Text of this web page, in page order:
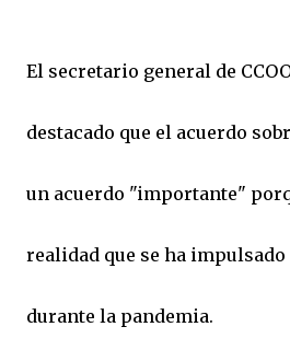
El secretario general de
destacado que el acuerdo
un acuerdo "importante"
realidad que se ha
durante la pandemia.